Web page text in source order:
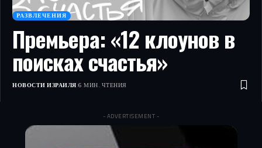
РАЗВЛЕЧЕНИЯ
Премьера: «12 клоунов в
поисках счастья»
НОВОСТИ ИЗРАИЛЯ 6 МИН. ЧТЕНИЯ
- ADVERTISEMENT -